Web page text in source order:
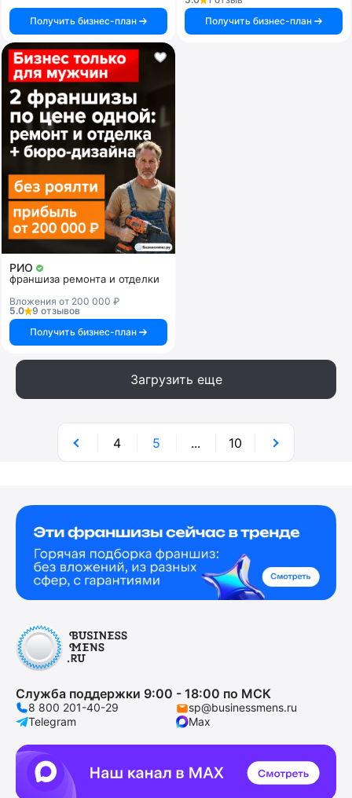
Получить бизнес-план
Получить бизнес-план
РИО
франшиза ремонта и отделки
Вложения от 200 000 ₽
5.0
9 отзывов
Получить бизнес-план
Загрузить еще
4 5 ... 10
Служба поддержки 9:00 - 18:00 по МСК
8 800 201-40-29
sp@businessmens.ru
Telegram
Max